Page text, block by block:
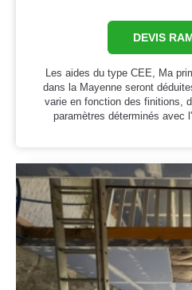
DEVIS
Les aides du type CEE, Ma
dans la Mayenne seront
varie en fonction des finitions,
paramètres déterminés avec